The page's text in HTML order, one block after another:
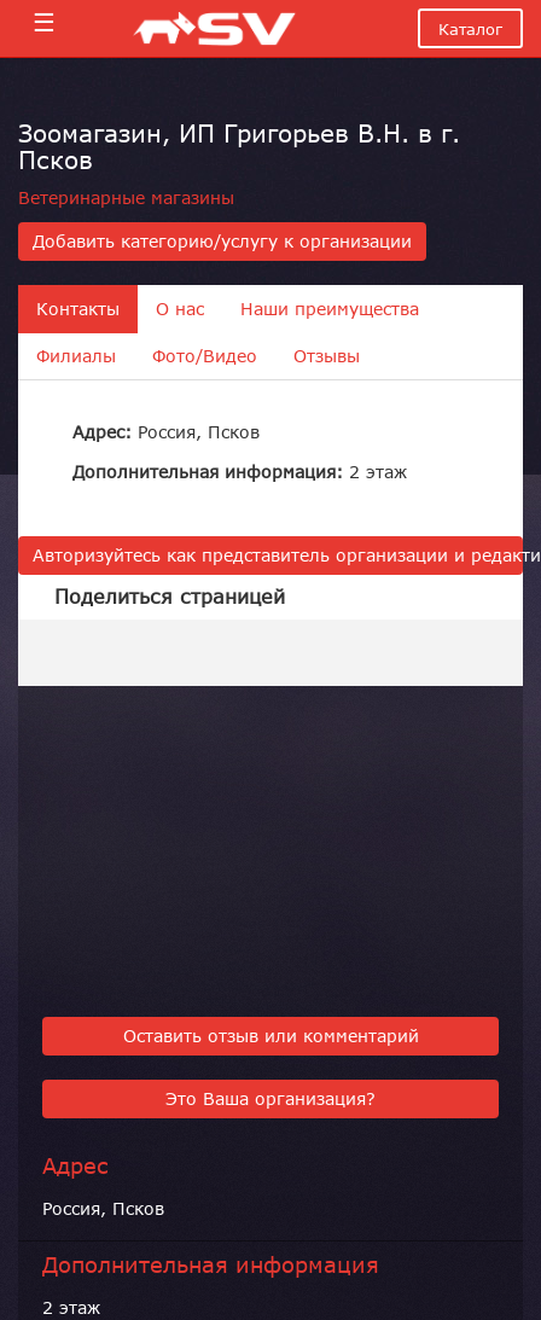
☰ Каталог
Зоомагазин, ИП Григорьев В.Н. в г.
Псков
Ветеринарные магазины
Добавить категорию/услугу к организации
Контакты О нас Наши преимущества
Филиалы Фото/Видео Отзывы
Адрес: Россия, Псков
Дополнительная информация: 2 этаж
Авторизуйтесь как представитель организации и
Поделиться страницей
Оставить отзыв или комментарий
Это Ваша организация?
Адрес
Россия, Псков
Дополнительная информация
2 этаж